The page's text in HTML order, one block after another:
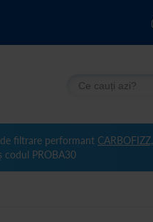
Căutare
filtrare performant CARBOFIZZ,
codul PROBA30